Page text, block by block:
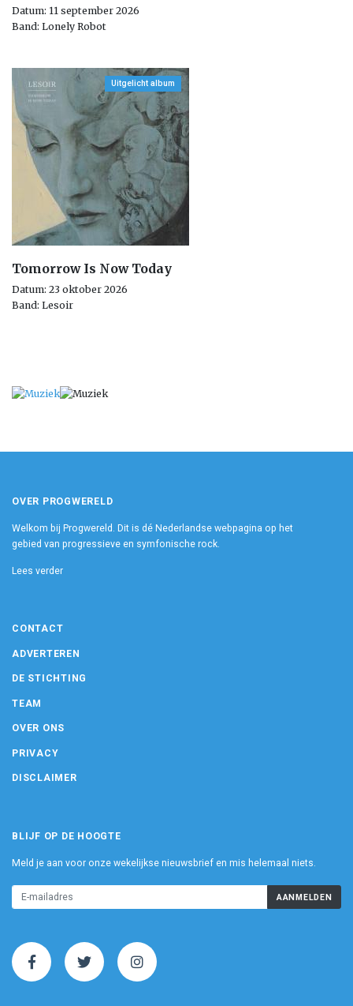
Datum: 11 september 2026
Band: Lonely Robot
Uitgelicht album
Tomorrow Is Now Today
Datum: 23 oktober 2026
Band: Lesoir
OVER PROGWERELD
Welkom bij Progwereld. Dit is dé Nederlandse webpagina op het
gebied van progressieve en symfonische rock.
Lees verder
CONTACT
ADVERTEREN
DE STICHTING
TEAM
OVER ONS
PRIVACY
DISCLAIMER
BLIJF OP DE HOOGTE
Meld je aan voor onze wekelijkse nieuwsbrief en mis helemaal niets.
AANMELDEN